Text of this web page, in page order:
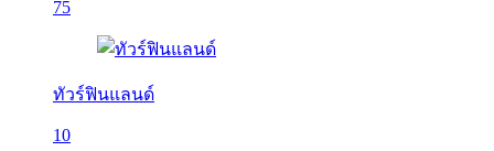
75
ทัวร์ฟินแลนด์
10